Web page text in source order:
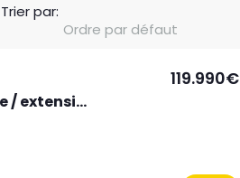
Trier par:
Ordre par défaut
Maison 3 pièces et dépendance / extension à aménager
119.990€